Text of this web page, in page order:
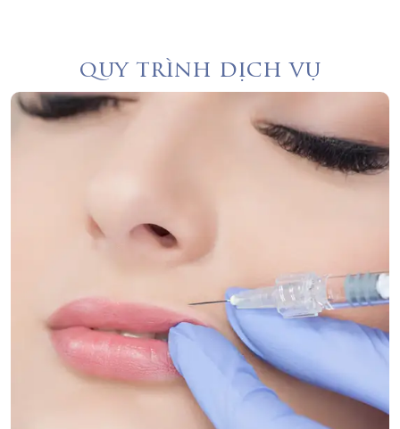
quy trình dịch vụ